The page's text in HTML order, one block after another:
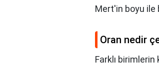
Mert'in boyu ile
Oran nedir
Farklı birimlerin